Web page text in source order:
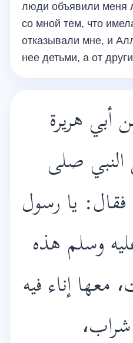
люди объявили меня
со мной тем, что
отказывали мне, и
нее детьми, а от
هريرة
صلى
فقال: يا رسول
وسلم هذه
إناء فيه